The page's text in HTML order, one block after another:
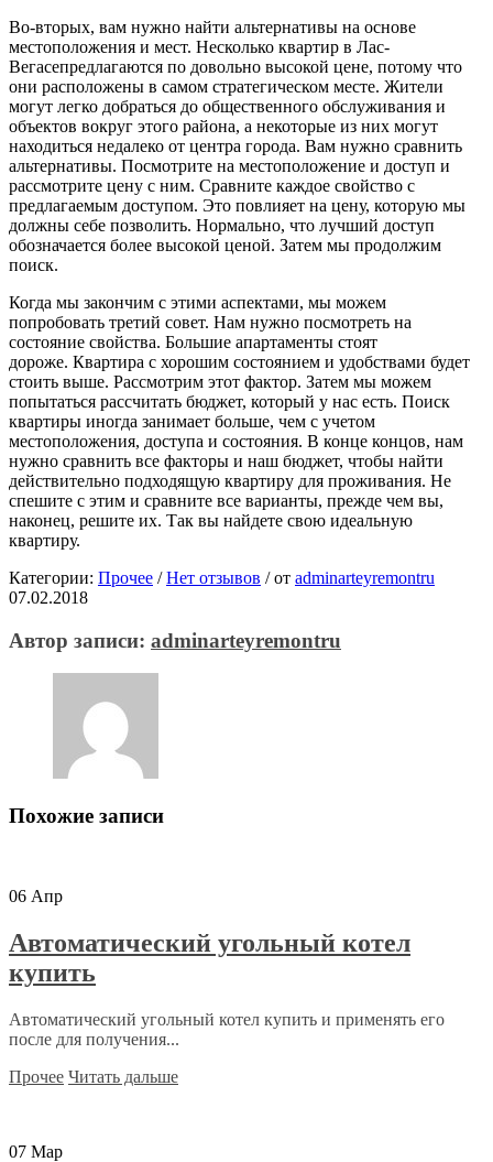
Во-вторых, вам нужно найти альтернативы на основе
местоположения и мест. Несколько квартир в Лас-
Вегасепредлагаются по довольно высокой цене, потому что
они расположены в самом стратегическом месте. Жители
могут легко добраться до общественного обслуживания и
объектов вокруг этого района, а некоторые из них могут
находиться недалеко от центра города. Вам нужно сравнить
альтернативы. Посмотрите на местоположение и доступ и
рассмотрите цену с ним. Сравните каждое свойство с
предлагаемым доступом. Это повлияет на цену, которую мы
должны себе позволить. Нормально, что лучший доступ
обозначается более высокой ценой. Затем мы продолжим
поиск.
Когда мы закончим с этими аспектами, мы можем
попробовать третий совет. Нам нужно посмотреть на
состояние свойства. Большие апартаменты стоят
дороже. Квартира с хорошим состоянием и удобствами будет
стоить выше. Рассмотрим этот фактор. Затем мы можем
попытаться рассчитать бюджет, который у нас есть. Поиск
квартиры иногда занимает больше, чем с учетом
местоположения, доступа и состояния. В конце концов, нам
нужно сравнить все факторы и наш бюджет, чтобы найти
действительно подходящую квартиру для проживания. Не
спешите с этим и сравните все варианты, прежде чем вы,
наконец, решите их. Так вы найдете свою идеальную
квартиру.
Категории: Прочее / Нет отзывов /от adminarteyremontru
07.02.2018
Автор записи: adminarteyremontru
Похожие записи
06 Апр
Автоматический угольный котел
купить
Автоматический угольный котел купить и применять его
после для получения...
Прочее Читать дальше
07 Мар